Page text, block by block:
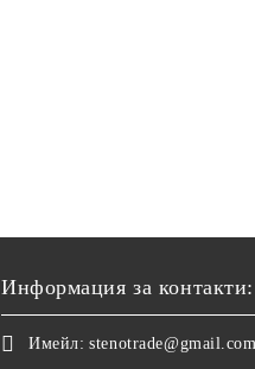
Информация за контакти:
Имейл: